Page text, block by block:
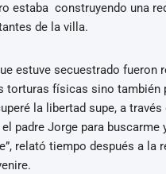
estaba construyendo una
de la villa.
estuve secuestrado fueron
torturas físicas sino también
la libertad supe, a
padre Jorge para buscarme
relató tiempo después a la